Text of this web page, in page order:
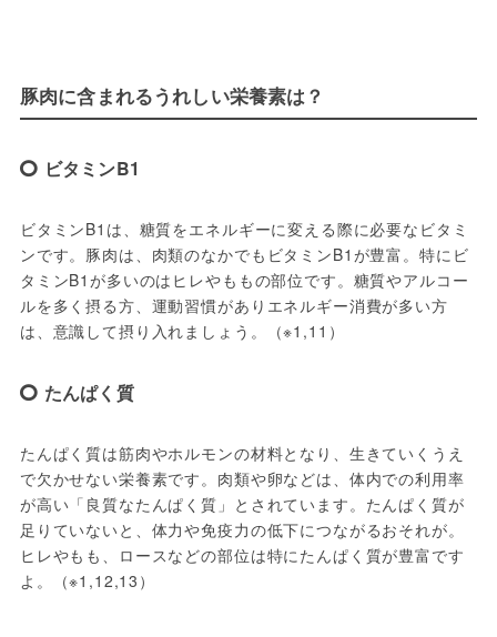
豚肉に含まれるうれしい栄養素は？
ビタミンB1
ビタミンB1は、糖質をエネルギーに変える際に必要なビタミ
ンです。豚肉は、肉類のなかでもビタミンB1が豊富。特にビ
タミンB1が多いのはヒレやももの部位です。糖質やアルコー
ルを多く摂る方、運動習慣がありエネルギー消費が多い方
は、意識して摂り入れましょう。（※1,11）
たんぱく質
たんぱく質は筋肉やホルモンの材料となり、生きていくうえ
で欠かせない栄養素です。肉類や卵などは、体内での利用率
が高い「良質なたんぱく質」とされています。たんぱく質が
足りていないと、体力や免疫力の低下につながるおそれが。
ヒレやもも、ロースなどの部位は特にたんぱく質が豊富です
よ。（※1,12,13）